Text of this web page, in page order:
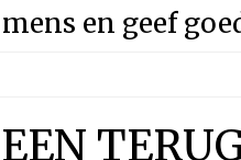
en geef
EEN